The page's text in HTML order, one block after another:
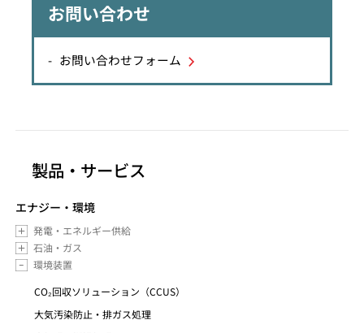
お問い合わせ
お問い合わせフォーム
製品・サービス
エナジー・環境
発電・エネルギー供給
石油・ガス
環境装置
CO₂回収ソリューション（CCUS）
大気汚染防止・排ガス処理